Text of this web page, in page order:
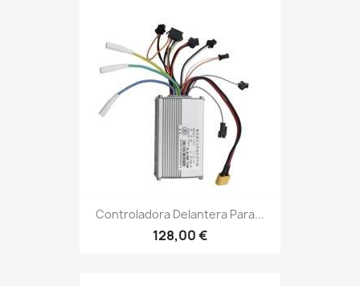
Controladora Delantera Para...
128,00 €